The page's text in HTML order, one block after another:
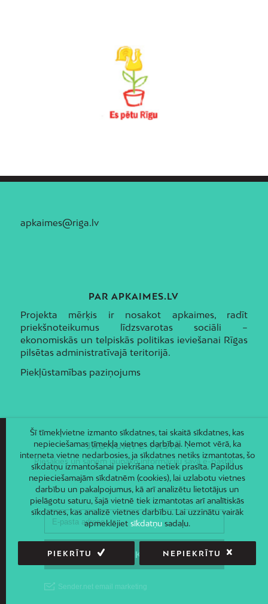
apkaimes@riga.lv
PAR APKAIMES.LV
Projekta mērķis ir nosakot apkaimes, radīt
priekšnoteikumus līdzsvarotas sociāli –
ekonomiskās un telpiskās politikas ieviešanai Rīgas
pilsētas administratīvajā teritorijā.
Piekļūstamības paziņojums
JAUNUMI E-PASTĀ
Piesakies un saņem jaunāko informāciju savā e-pastā!
Šī tīmekļvietne izmanto sīkdatnes, tai skaitā sīkdatnes, kas
nepieciešamas tīmekļa vietnes darbībai. Ņemot vērā, ka
interneta vietne nedarbosies, ja sīkdatnes netiks izmantotas, šo
sīkdatņu izmantošanai piekrišana netiek prasīta. Papildus
nepieciešamajām sīkdatnēm (cookies), lai uzlabotu vietnes
darbību un pakalpojumus, kā arī analizētu lietotājus un
pielāgotu saturu, šajā vietnē tiek izmantotas arī analītiskās
sīkdatnes, kas analizē vietnes darbību. Lai uzzinātu vairāk
apmeklējiet sīkdatņusadaļu.
PIEKRĪTU NEPIEKRĪTU